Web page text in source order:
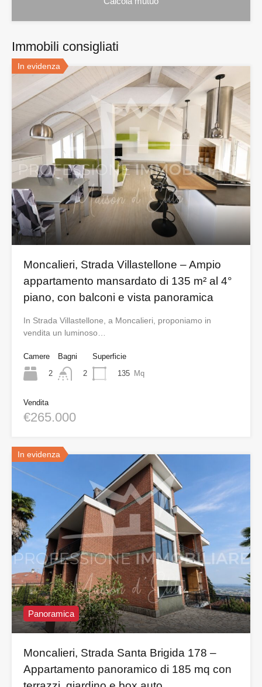
Immobili consigliati
In evidenza
Moncalieri, Strada Villastellone – Ampio
appartamento mansardato di 135 m² al 4°
piano, con balconi e vista panoramica
In Strada Villastellone, a Moncalieri, proponiamo in
vendita un luminoso…
Camere
2
Bagni
2
Superficie
135 Mq
Vendita
€265.000
In evidenza
Panoramica
Moncalieri, Strada Santa Brigida 178 –
Appartamento panoramico di 185 mq con